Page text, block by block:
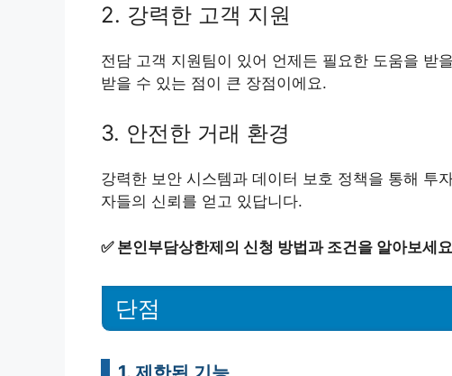
2. 강력한 고객 지원
전담 고객 지원팀이 있어 언제든 필요한 도움을 받
받을 수 있는 점이 큰 장점이에요.
3. 안전한 거래 환경
강력한 보안 시스템과 데이터 보호 정책을 통해 투
자들의 신뢰를 얻고 있답니다.
✅ 본인부담상한제의 신청 방법과 조건을 알아보세
단점
1. 제한된 기능